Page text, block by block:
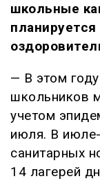
школьные
— В этом
школьников
учетом
июля. В
санитарных
14 лагерей